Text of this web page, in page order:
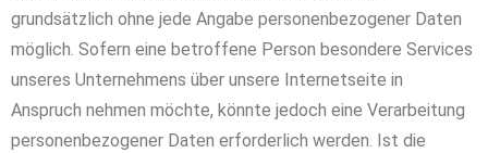
grundsätzlich ohne jede Angabe personenbezogener Daten
möglich. Sofern eine betroffene Person besondere Services
unseres Unternehmens über unsere Internetseite in
Anspruch nehmen möchte, könnte jedoch eine Verarbeitung
personenbezogener Daten erforderlich werden. Ist die